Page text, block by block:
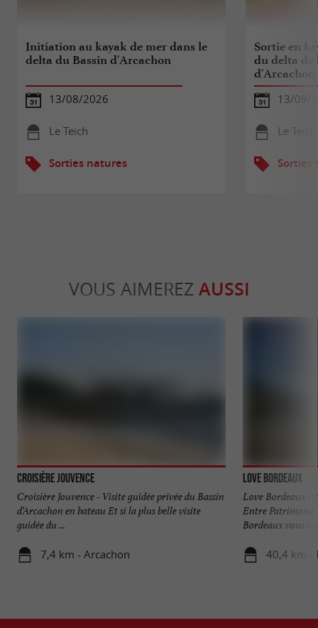
Initiation au kayak de mer dans le
delta du Bassin d'Arcachon
13/08/2026
Le Teich
Sorties natures
Sortie en
du delta de
d'Arcachon
13/09/
Le Teich
Sorties
VOUS AIMEREZ AUSSI
Croisière Jouvence
Croisière Jouvence - Visite guidée privée du Bassin
d’Arcachon en bateau Et si la plus belle visite
guidée du ...
7,4 km - Arcachon
Love Bordeaux
Love Bordeaux :
Entre
Bordeaux vous
40,4 km -